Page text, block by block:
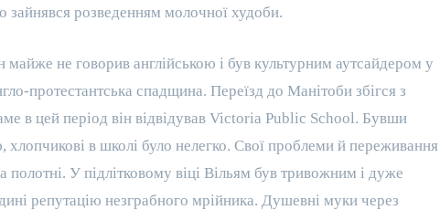
зайнявся розведенням молочної худоби.
не говорив англійською і був культурним аутсайдером у
протестантська спадщина. Переїзд до Манітоби збігся з
в цей період він відвідував Victoria Public School. Бувши
в школі було нелегко. Свої проблеми й переживання
полотні. У підлітковому віці Вільям був тривожним і дуже
репутацію незграбного мрійника. Душевні муки через